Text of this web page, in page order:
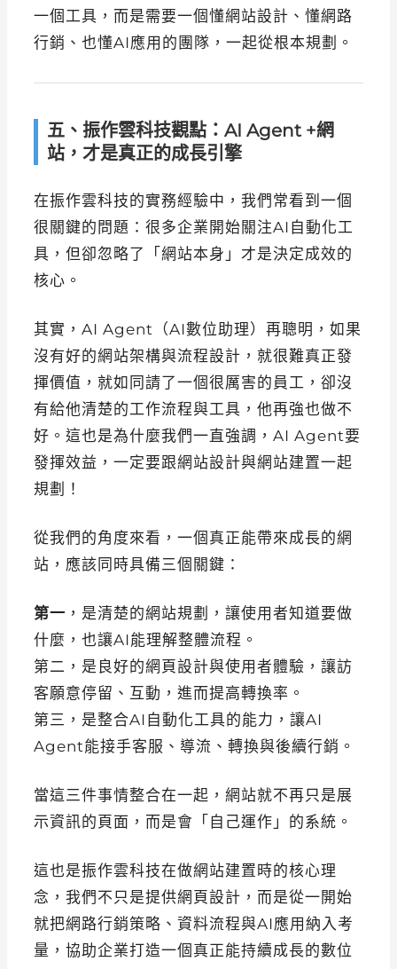
一個工具，而是需要一個懂網站設計、懂網路
行銷、也懂AI應用的團隊，一起從根本規劃。
五、振作雲科技觀點：AI Agent +網
站，才是真正的成長引擎
在振作雲科技的實務經驗中，我們常看到一個
很關鍵的問題：很多企業開始關注AI自動化工
具，但卻忽略了「網站本身」才是決定成效的
核心。
其實，AI Agent（AI數位助理）再聰明，如果
沒有好的網站架構與流程設計，就很難真正發
揮價值，就如同請了一個很厲害的員工，卻沒
有給他清楚的工作流程與工具，他再強也做不
好。這也是為什麼我們一直強調，AI Agent要
發揮效益，一定要跟網站設計與網站建置一起
規劃！
從我們的角度來看，一個真正能帶來成長的網
站，應該同時具備三個關鍵：
第一 ，是清楚的網站規劃，讓使用者知道要做
什麼，也讓AI能理解整體流程。
第二，是良好的網頁設計與使用者體驗，讓訪
客願意停留、互動，進而提高轉換率。
第三，是整合AI自動化工具的能力，讓AI
Agent能接手客服、導流、轉換與後續行銷。
當這三件事情整合在一起，網站就不再只是展
示資訊的頁面，而是會「自己運作」的系統。
這也是振作雲科技在做網站建置時的核心理
念，我們不只是提供網頁設計，而是從一開始
就把網路行銷策略、資料流程與AI應用納入考
量，協助企業打造一個真正能持續成長的數位